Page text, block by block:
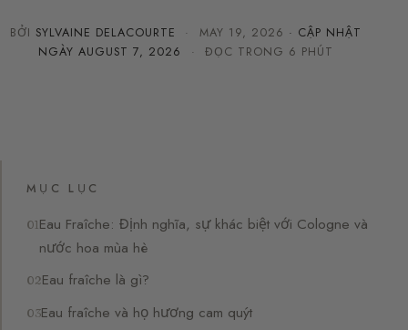
BỞI SYLVAINE DELACOURTE · MAY 19, 2026 · CẬP NHẬT
NGÀYAUGUST 7, 2026 · ĐỌC TRONG 6 PHÚT
MỤC LỤC
Eau Fraîche: Định nghĩa, sự khác biệt với Cologne và
nước hoa mùa hè
Eau fraîche là gì?
Eau fraîche và họ hương cam quýt